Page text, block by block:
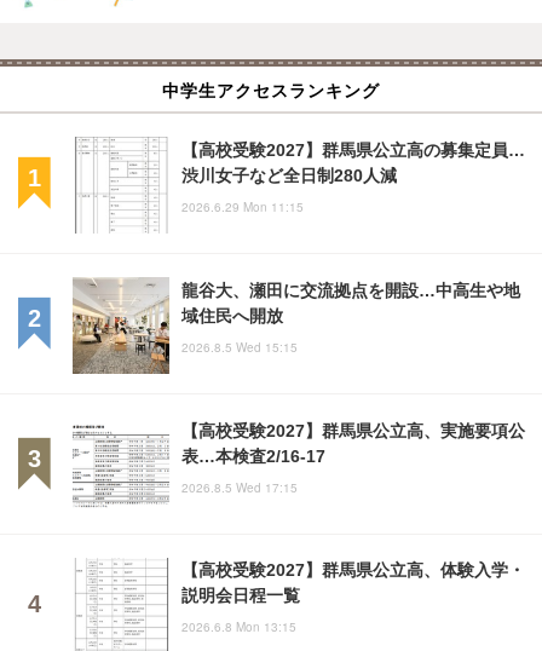
中学生アクセスランキング
【高校受験2027】群馬県公立高の募集定員…
渋川女子など全日制280人減
2026.6.29 Mon 11:15
龍谷大、瀬田に交流拠点を開設…中高生や地
域住民へ開放
2026.8.5 Wed 15:15
【高校受験2027】群馬県公立高、実施要項公
表…本検査2/16-17
2026.8.5 Wed 17:15
【高校受験2027】群馬県公立高、体験入学・
説明会日程一覧
2026.6.8 Mon 13:15